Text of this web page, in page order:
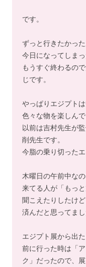
です。
ずっと行きたかっ
今日になってしまっ
もうすぐ終わるの
じです。
やっぱりエジプト
色々な物を楽しんで
以前は吉村先生が
削先生です。
今脂の乗り切った
木曜日の午前中な
来てる人が「もっ
聞こえたりしたけ
済んだと思ってまし
エジプト展から出
前に行った時は「
ク」だったので、